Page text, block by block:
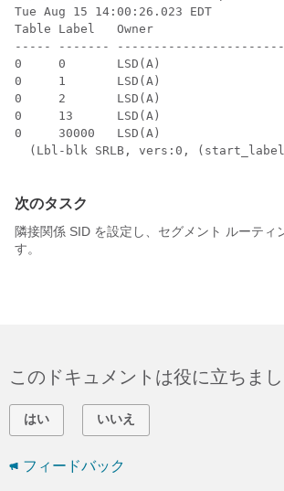
Tue Aug 15 14:00:26.023 EDT
Table Label   Owner
----- -------
0     0       LSD(A)
0     1       LSD(A)
0     2       LSD(A)
0     13      LSD(A)
0     30000   LSD(A)
(Lbl-blk SRLB, vers:0,
次のタスク
隣接関係 SID を設定し、セグメント ルーティ
す。
このドキュメントは役に立ちま
はい いいえ
フィードバック